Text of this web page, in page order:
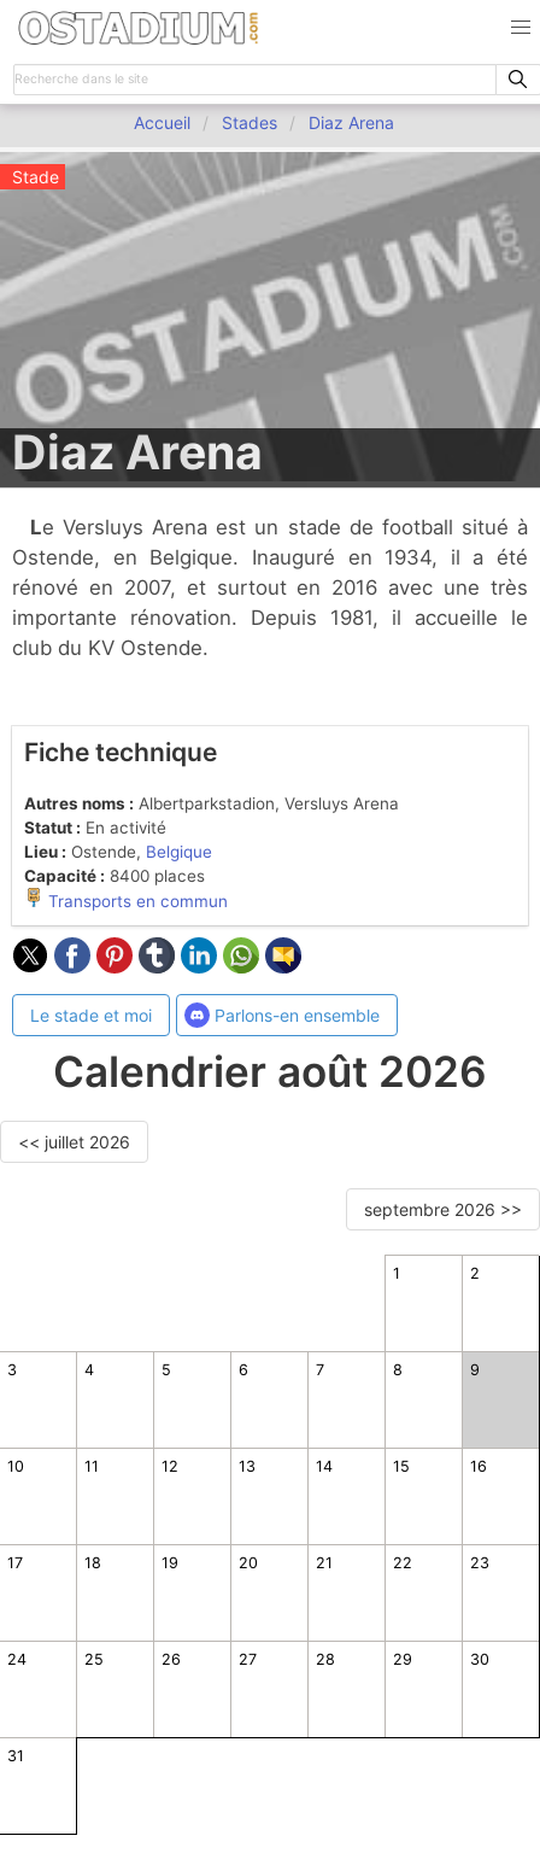
Accueil Stades Diaz Arena
Stade
Diaz Arena
Le Versluys Arena est un stade de football situé à
Ostende, en Belgique. Inauguré en 1934, il a été
rénové en 2007, et surtout en 2016 avec une très
importante rénovation. Depuis 1981, il accueille le
club du KV Ostende.
Fiche technique
Autres noms : Albertparkstadion, Versluys Arena
Statut : En activité
Lieu : Ostende, Belgique
Capacité : 8400 places
Transports en commun
Le stade et moi Parlons-en ensemble
Calendrier août 2026
<< juillet 2026
septembre 2026 >>
1 2
3 4 5 6 7 8 9
10 11 12 13 14 15 16
17 18 19 20 21 22 23
24 25 26 27 28 29 30
31